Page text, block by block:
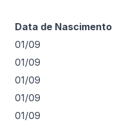
Data de Nascimento
01/09
01/09
01/09
01/09
01/09